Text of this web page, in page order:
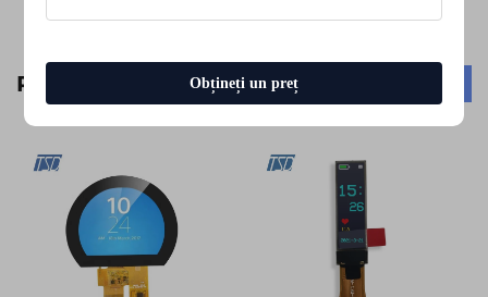
Produse conexeObțineți un preț